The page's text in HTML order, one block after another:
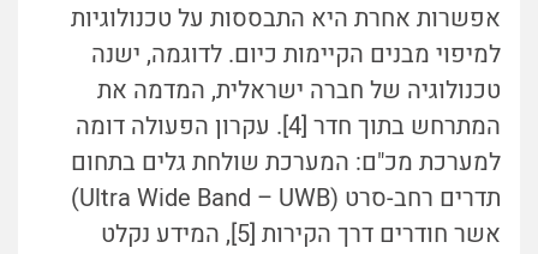
אפשרות אחרת היא התבססות על טכנולוגיות
למיפוי מבנים הקיימות כיום. לדוגמה, ישנה
טכנולוגיה של חברה ישראלית, המדמה את
המתרחש בתוך חדר [4]. עקרון הפעולה דומה
למערכת מכ"ם: המערכת שולחת גלים בתחום
תדרים רחב-סרט (Ultra Wide Band – UWB)
אשר חודרים דרך הקירות [5], המידע נקלט